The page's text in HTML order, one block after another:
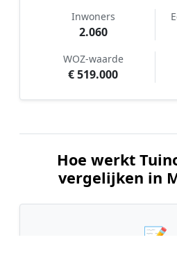
Inwoners
2.060
WOZ-waarde
€ 519.000
Hoe werkt
vergelijken in
📝